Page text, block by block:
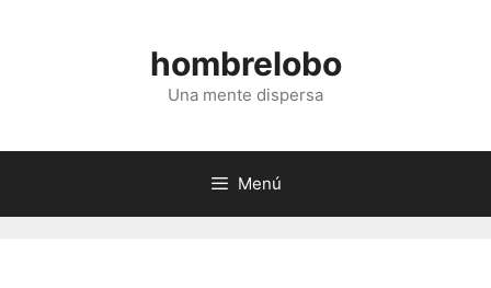
hombrelobo
Una mente dispersa
Menú